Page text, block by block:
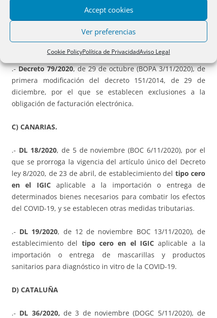
Accept cookies
Ver preferencias
Cookie PolicyPolítica de PrivacidadAviso Legal
.- Decreto 78/2020, de 29 de octubre (BOPA 3/11/2020), de
regulación de la Oficina de Proyectos Europeos y del
Comité Asesor de Fondos Europeos.
.-Decreto 79/2020, de 29 de octubre (BOPA 3/11/2020), de
primera modificación del decreto 151/2014, de 29 de
diciembre, por el que se establecen exclusiones a la
obligación de facturación electrónica.
C) CANARIAS.
.- DL 18/2020, de 5 de noviembre (BOC 6/11/2020), por el
que se prorroga la vigencia del artículo único del Decreto
ley 8/2020, de 23 de abril, de establecimiento del tipo cero
en el IGICaplicable a la importación o entrega de
determinados bienes necesarios para combatir los efectos
del COVID-19, y se establecen otras medidas tributarias.
.- DL 19/2020, de 12 de noviembre BOC 13/11/2020), de
establecimiento del tipo cero en el IGIC aplicable a la
importación o entrega de mascarillas y productos
sanitarios para diagnóstico in vitro de la COVID-19.
D) CATALUÑA
.- DL 36/2020, de 3 de noviembre (DOGC 5/11/2020), de